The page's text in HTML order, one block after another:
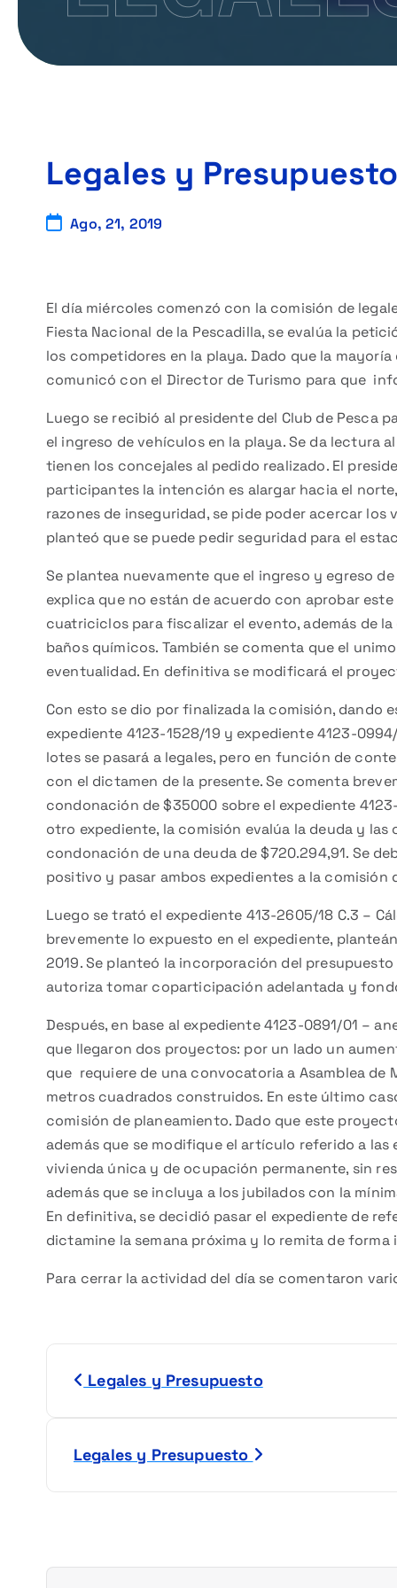
Legales y Presupuesto
Ago, 21, 2019
El día miércoles comenzó con la comisión de
Fiesta Nacional de la Pescadilla, se evalúa la
los competidores en la playa. Dado que la
comunicó con el Director de Turismo para que
Luego se recibió al presidente del Club de Pesca
el ingreso de vehículos en la playa. Se da lectura
tienen los concejales al pedido realizado. El
participantes la intención es alargar hacia el
razones de inseguridad, se pide poder acercar
planteó que se puede pedir seguridad para el
Se plantea nuevamente que el ingreso y egreso
explica que no están de acuerdo con aprobar
cuatriciclos para fiscalizar el evento, además de
baños químicos. También se comenta que el
eventualidad. En definitiva se modificará el
Con esto se dio por finalizada la comisión, dando
expediente 4123-1528/19 y expediente 4123-
lotes se pasará a legales, pero en función de
con el dictamen de la presente. Se comenta
condonación de $35000 sobre el expediente
otro expediente, la comisión evalúa la deuda y
condonación de una deuda de $720.294,91. Se
positivo y pasar ambos expedientes a la comisión
Luego se trató el expediente 413-2605/18 C.3 –
brevemente lo expuesto en el expediente,
2019. Se planteó la incorporación del
autoriza tomar coparticipación adelantada y
Después, en base al expediente 4123-0891/01 –
que llegaron dos proyectos: por un lado un
que requiere de una convocatoria a Asamblea
metros cuadrados construidos. En este último
comisión de planeamiento. Dado que este
además que se modifique el artículo referido a
vivienda única y de ocupación permanente, sin
además que se incluya a los jubilados con la
En definitiva, se decidió pasar el expediente de
dictamine la semana próxima y lo remita de forma
Para cerrar la actividad del día se comentaron
Legales y Presupuesto
Legales y Presupuesto